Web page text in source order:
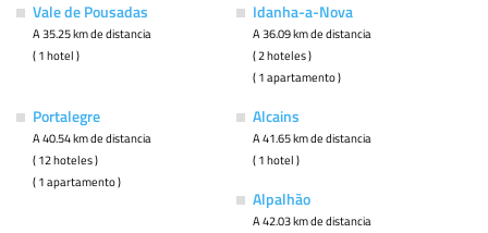
Vale de Pousadas
A 35.25 km de distancia
( 1 hotel )
Idanha-a-Nova
A 36.09 km de distancia
( 2 hoteles )
( 1 apartamento )
Portalegre
A 40.54 km de distancia
( 12 hoteles )
( 1 apartamento )
Alcains
A 41.65 km de distancia
( 1 hotel )
Alpalhão
A 42.03 km de distancia